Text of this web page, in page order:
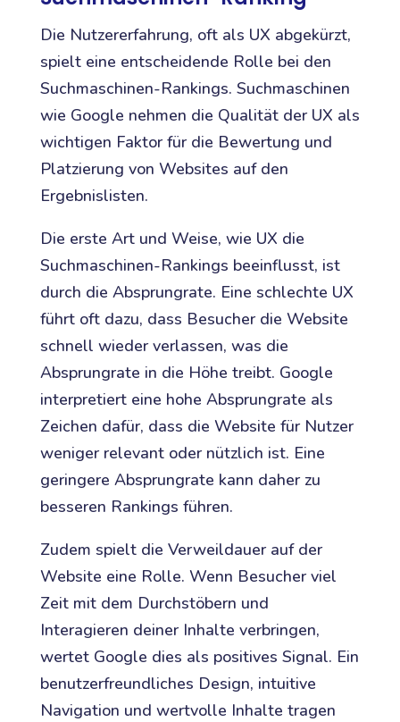
Die Nutzererfahrung, oft als UX abgekürzt,
spielt eine entscheidende Rolle bei den
Suchmaschinen-Rankings. Suchmaschinen
wie Google nehmen die Qualität der UX als
wichtigen Faktor für die Bewertung und
Platzierung von Websites auf den
Ergebnislisten.
Die erste Art und Weise, wie UX die
Suchmaschinen-Rankings beeinflusst, ist
durch die Absprungrate. Eine schlechte UX
führt oft dazu, dass Besucher die Website
schnell wieder verlassen, was die
Absprungrate in die Höhe treibt. Google
interpretiert eine hohe Absprungrate als
Zeichen dafür, dass die Website für Nutzer
weniger relevant oder nützlich ist. Eine
geringere Absprungrate kann daher zu
besseren Rankings führen.
Zudem spielt die Verweildauer auf der
Website eine Rolle. Wenn Besucher viel
Zeit mit dem Durchstöbern und
Interagieren deiner Inhalte verbringen,
wertet Google dies als positives Signal. Ein
benutzerfreundliches Design, intuitive
Navigation und wertvolle Inhalte tragen